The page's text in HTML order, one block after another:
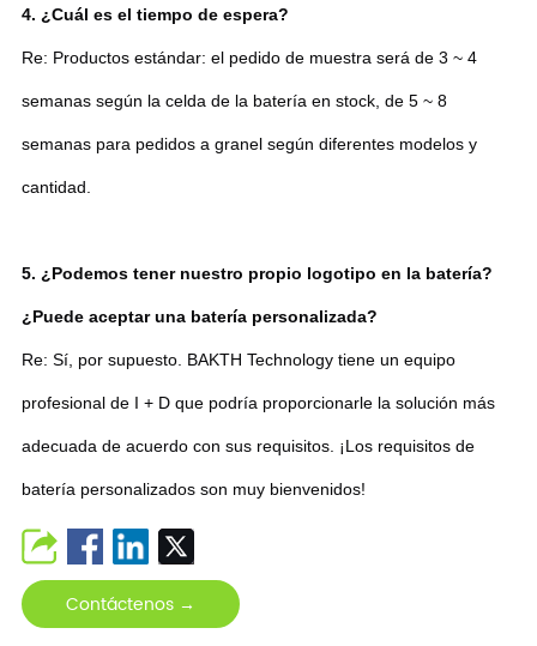
4. ¿Cuál es el tiempo de espera?
Re: Productos estándar: el pedido de muestra será de 3 ~ 4
semanas según la celda de la batería en stock, de 5 ~ 8
semanas para pedidos a granel según diferentes modelos y
cantidad.
5. ¿Podemos tener nuestro propio logotipo en la batería?
¿Puede aceptar una batería personalizada?
Re: Sí, por supuesto. BAKTH Technology tiene un equipo
profesional de I + D que podría proporcionarle la solución más
adecuada de acuerdo con sus requisitos. ¡Los requisitos de
batería personalizados son muy bienvenidos!
Contáctenos →